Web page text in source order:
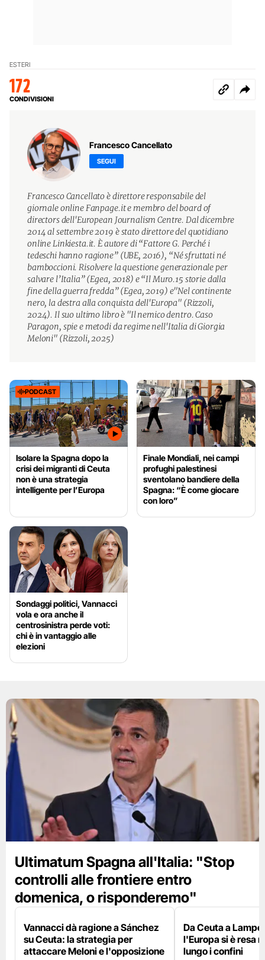
ESTERI
172
CONDIVISIONI
Francesco Cancellato
SEGUI
Francesco Cancellato è direttore responsabile del
giornale online Fanpage.it e membro del board of
directors dell'European Journalism Centre. Dal dicembre
2014 al settembre 2019 è stato direttore del quotidiano
online Linkiesta.it. È autore di “Fattore G. Perché i
tedeschi hanno ragione” (UBE, 2016), “Né sfruttati né
bamboccioni. Risolvere la questione generazionale per
salvare l’Italia” (Egea, 2018) e “Il Muro.15 storie dalla
fine della guerra fredda” (Egea, 2019) e"Nel continente
nero, la destra alla conquista dell'Europa" (Rizzoli,
2024). Il suo ultimo libro è "Il nemico dentro. Caso
Paragon, spie e metodi da regime nell'Italia di Giorgia
Meloni" (Rizzoli, 2025)
PODCAST
Isolare la Spagna dopo la
crisi dei migranti di Ceuta
non è una strategia
intelligente per l’Europa
Finale Mondiali, nei campi
profughi palestinesi
sventolano bandiere della
Spagna: “È come giocare
con loro”
Sondaggi politici, Vannacci
vola e ora anche il
centrosinistra perde voti:
chi è in vantaggio alle
elezioni
Ultimatum Spagna all'Italia: "Stop
controlli alle frontiere entro
domenica, o risponderemo"
Vannacci dà ragione a Sánchez
su Ceuta: la strategia per
attaccare Meloni e l'opposizione
Da Ceuta a
l'Europa si è resa
lungo i confini